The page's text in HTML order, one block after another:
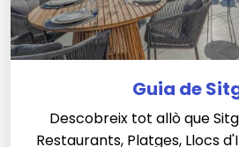
Guia de
Descobreix tot allò que
Restaurants, Platges, Llocs